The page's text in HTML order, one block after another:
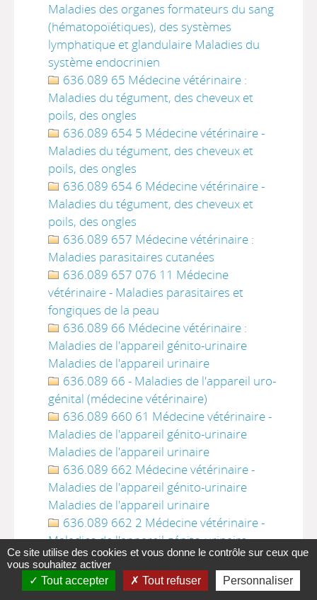
Maladies des organes formateurs du sang
(hématopoïétiques), des systèmes
lymphatique et glandulaire Maladies du
système endocrinien
636.089 65 Médecine vétérinaire :
Maladies du tégument, des cheveux et
poils, des ongles
636.089 654 5 Médecine vétérinaire -
Maladies du tégument, des cheveux et
poils, des ongles
636.089 654 6 Médecine vétérinaire -
Maladies du tégument, des cheveux et
poils, des ongles
636.089 657 Médecine vétérinaire :
Maladies parasitaires cutanées
636.089 657 076 11 Médecine
vétérinaire - Maladies parasitaires et
fongiques de la peau
636.089 66 Médecine vétérinaire :
Maladies de l'appareil génito-urinaire
Maladies de l'appareil urinaire
636.089 66 - Maladies de l'appareil uro-
génital (médecine vétérinaire)
636.089 660 61 Médecine vétérinaire -
Maladies de l'appareil génito-urinaire
Maladies de l'appareil urinaire
636.089 662 Médecine vétérinaire -
Maladies de l'appareil génito-urinaire
Maladies de l'appareil urinaire
636.089 662 2 Médecine vétérinaire -
Maladies de l'appareil génito-urinaire
Maladies de l'appareil urinaire
636.089 665 Médecine vétérinaire -
Maladies de l'appareil génital
Ce site utilise des cookies et vous donne le contrôle sur ceux que
vous souhaitez activer
Tout accepter
Tout refuser Personnaliser